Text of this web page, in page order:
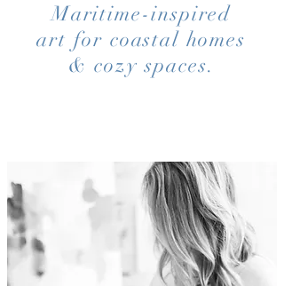
Maritime-inspired
art for coastal homes
& cozy spaces.